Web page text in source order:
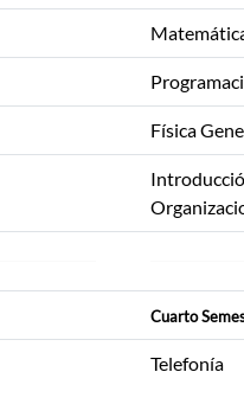
Física
Cuarto
Telefonía